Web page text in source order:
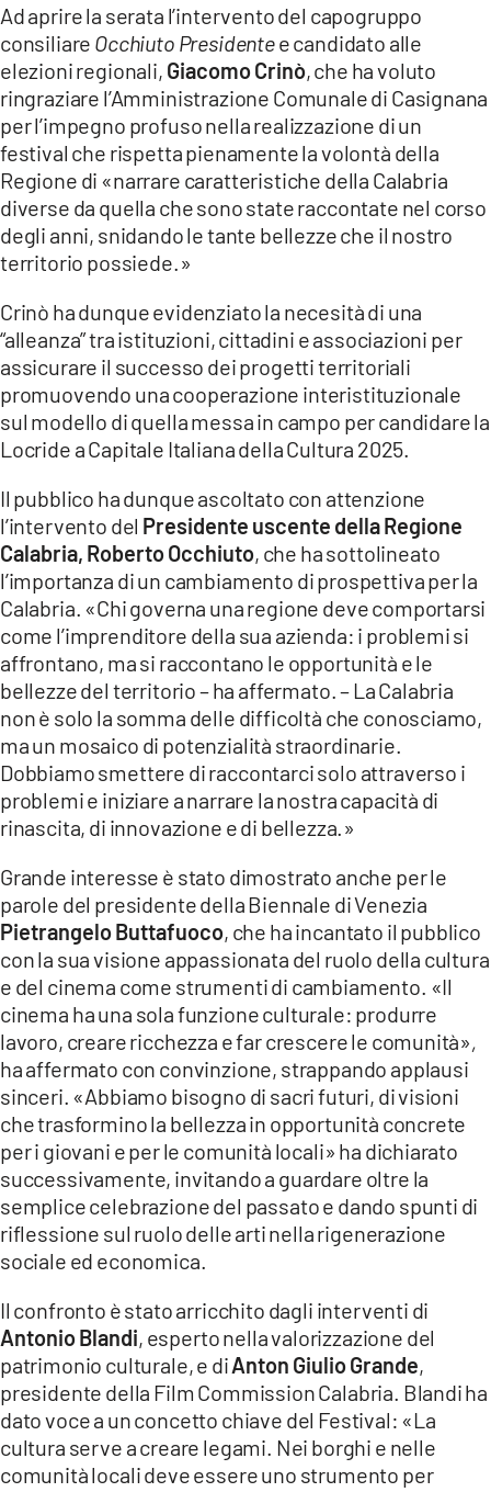
Ad aprire la serata l’intervento del capogruppo
consiliare Occhiuto Presidentee candidato alle
elezioni regionali, Giacomo Crinò, che ha voluto
ringraziare l’Amministrazione Comunale di Casignana
per l’impegno profuso nella realizzazione di un
festival che rispetta pienamente la volontà della
Regione di «narrare caratteristiche della Calabria
diverse da quella che sono state raccontate nel corso
degli anni, snidando le tante bellezze che il nostro
territorio possiede.»
Crinò ha dunque evidenziato la necesità di una
“alleanza” tra istituzioni, cittadini e associazioni per
assicurare il successo dei progetti territoriali
promuovendo una cooperazione interistituzionale
sul modello di quella messa in campo per candidare la
Locride a Capitale Italiana della Cultura 2025.
Il pubblico ha dunque ascoltato con attenzione
l’intervento del Presidente uscente della Regione
Calabria, Roberto Occhiuto, che ha sottolineato
l’importanza di un cambiamento di prospettiva per la
Calabria. «Chi governa una regione deve comportarsi
come l’imprenditore della sua azienda: i problemi si
affrontano, ma si raccontano le opportunità e le
bellezze del territorio – ha affermato. – La Calabria
non è solo la somma delle difficoltà che conosciamo,
ma un mosaico di potenzialità straordinarie.
Dobbiamo smettere di raccontarci solo attraverso i
problemi e iniziare a narrare la nostra capacità di
rinascita, di innovazione e di bellezza.»
Grande interesse è stato dimostrato anche per le
parole del presidente della Biennale di Venezia
Pietrangelo Buttafuoco, che ha incantato il pubblico
con la sua visione appassionata del ruolo della cultura
e del cinema come strumenti di cambiamento. «Il
cinema ha una sola funzione culturale: produrre
lavoro, creare ricchezza e far crescere le comunità»,
ha affermato con convinzione, strappando applausi
sinceri. «Abbiamo bisogno di sacri futuri, di visioni
che trasformino la bellezza in opportunità concrete
per i giovani e per le comunità locali» ha dichiarato
successivamente, invitando a guardare oltre la
semplice celebrazione del passato e dando spunti di
riflessione sul ruolo delle arti nella rigenerazione
sociale ed economica.
Il confronto è stato arricchito dagli interventi di
Antonio Blandi, esperto nella valorizzazione del
patrimonio culturale, e diAnton Giulio Grande,
presidente della Film Commission Calabria. Blandi ha
dato voce a un concetto chiave del Festival: «La
cultura serve a creare legami. Nei borghi e nelle
comunità locali deve essere uno strumento per